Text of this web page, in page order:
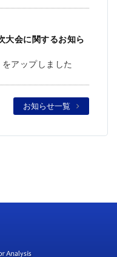
大会に関するお知ら
をアップしました
お知らせ一覧